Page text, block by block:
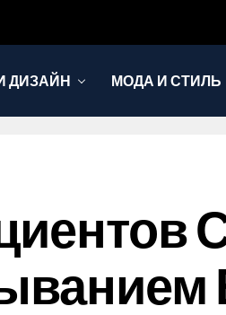
ДИЗАЙН МОДА И СТИЛЬ